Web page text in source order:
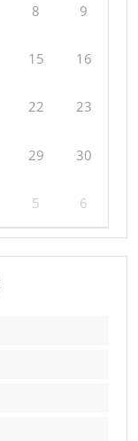
8 9
15 16
22 23
29 30
5 6